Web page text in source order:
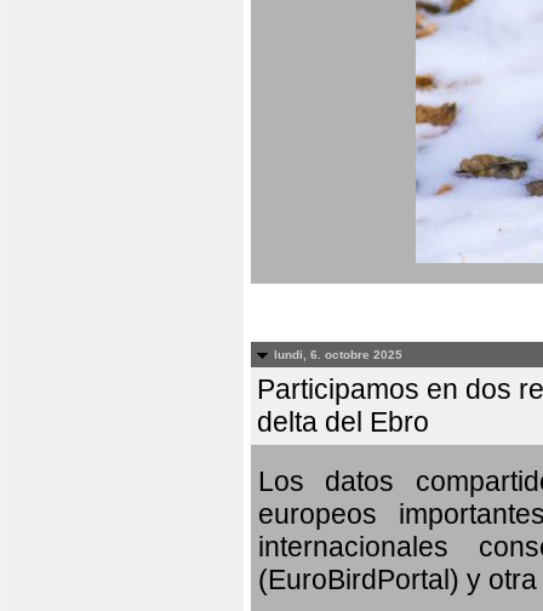
lundi, 6. octobre 2025
Participamos en dos
delta del Ebro
Los datos
europeos
internacionales
(EuroBirdPortal) y